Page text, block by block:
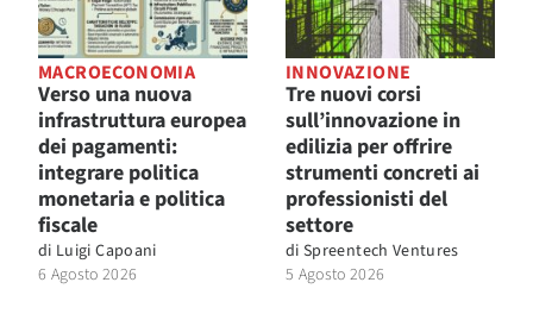
MACROECONOMIA
Verso una nuova
infrastruttura europea
dei pagamenti:
integrare politica
monetaria e politica
fiscale
di Luigi Capoani
6 Agosto 2026
INNOVAZIONE
Tre nuovi corsi
sull’innovazione in
edilizia per offrire
strumenti concreti ai
professionisti del
settore
di Spreentech Ventures
5 Agosto 2026